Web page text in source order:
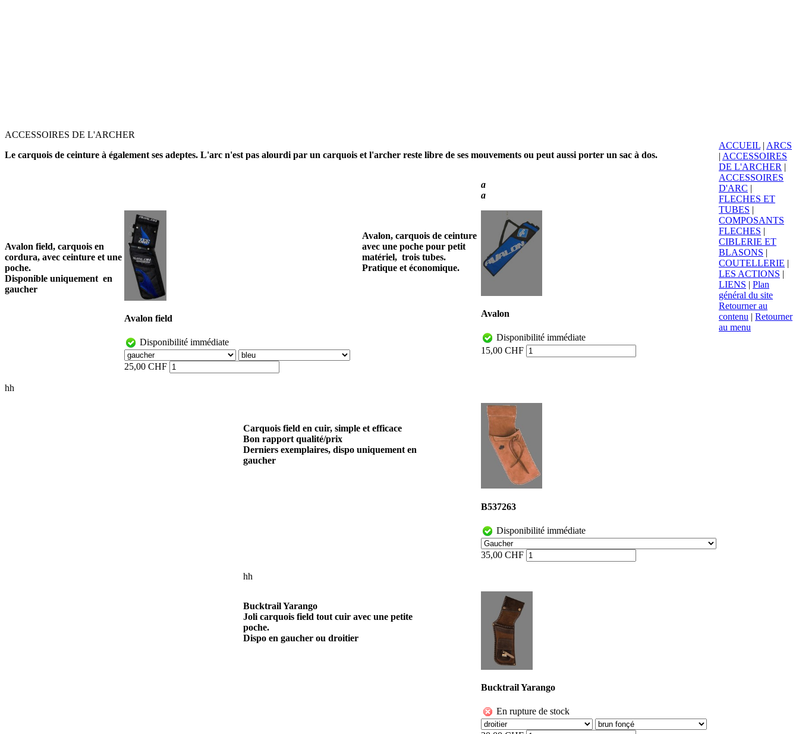
ACCESSOIRES DE L'ARCHER
Le carquois de ceinture à également ses adeptes. L'arc n'est pas alourdi par un carquois et l'archer reste libre de ses mouvements ou peut aussi porter un sac à dos.
a
a
Avalon field, carquois en
cordura, avec ceinture et une
poche.
Disponible uniquement en
gaucher
Avalon field
Disponibilité immédiate
25,00 CHF
Avalon, carquois de ceinture
avec une poche pour petit
matériel, trois tubes.
Pratique et économique.
Avalon
Disponibilité immédiate
15,00 CHF
hh
Carquois field en cuir, simple et efficace
Bon rapport qualité/prix
Derniers exemplaires, dispo uniquement en
gaucher
B537263
Disponibilité immédiate
35,00 CHF
hh
Bucktrail Yarango
Joli carquois field tout cuir avec une petite
poche.
Dispo en gaucher ou droitier
Bucktrail Yarango
En rupture de stock
ACCUEIL | ARCS
| ACCESSOIRES
DE L'ARCHER |
ACCESSOIRES
D'ARC |
FLECHES ET
TUBES |
COMPOSANTS
FLECHES |
CIBLERIE ET
BLASONS |
COUTELLERIE |
LES ACTIONS |
LIENS | Plan
général du site
Retourner au
contenu | Retourner
au menu